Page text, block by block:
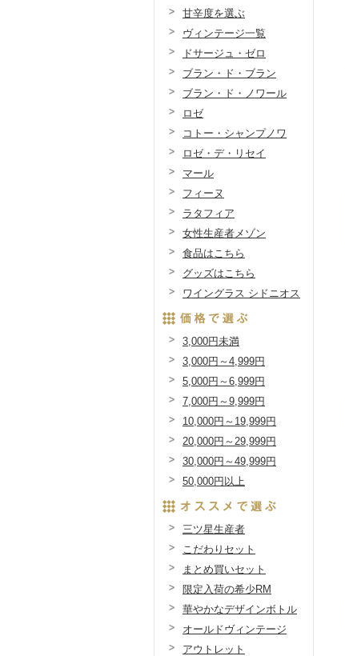
甘辛度を選ぶ
ヴィンテージ一覧
ドサージュ・ゼロ
ブラン・ド・ブラン
ブラン・ド・ノワール
ロゼ
コトー・シャンプノワ
ロゼ・デ・リセイ
マール
フィーヌ
ラタフィア
女性生産者メゾン
食品はこちら
グッズはこちら
ワイングラス シドニオス
3,000円未満
3,000円～4,999円
5,000円～6,999円
7,000円～9,999円
10,000円～19,999円
20,000円～29,999円
30,000円～49,999円
50,000円以上
三ツ星生産者
こだわりセット
まとめ買いセット
限定入荷の希少RM
華やかなデザインボトル
オールドヴィンテージ
アウトレット